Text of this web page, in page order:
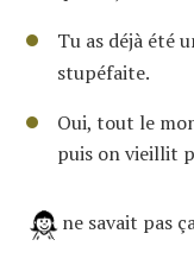
Tu as déjà été
stupéfaite.
Oui, tout le
puis on vieillit
ne savait pas